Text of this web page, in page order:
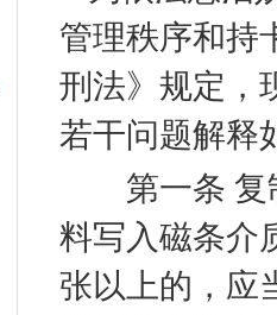
管理秩序和持
刑法》规定，
若干问题解释
第一条 复制
料写入磁条介
张以上的，应